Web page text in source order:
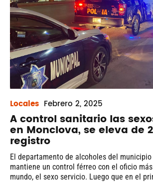
Locales Febrero 2, 2025
A control sanitario las
en Monclova, se eleva de
registro
El departamento de alcoholes del
mantiene un control férreo con el oficio
mundo, el sexo servicio. Luego que en el